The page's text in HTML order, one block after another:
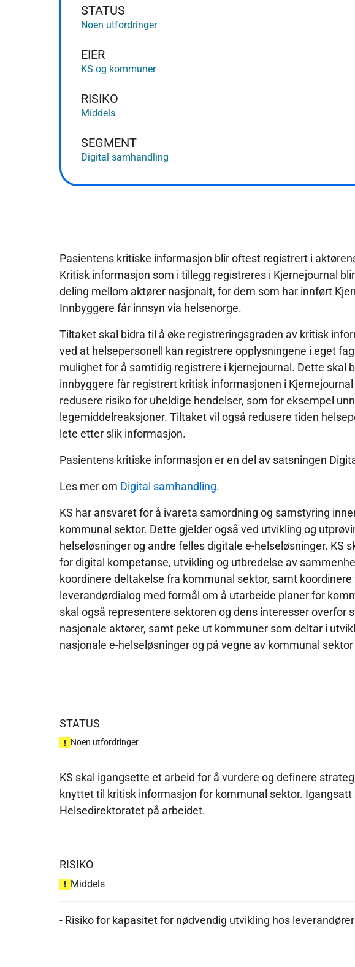
STATUS
Noen utfordringer
EIER
KS og kommuner
RISIKO
Middels
SEGMENT
Digital samhandling
Pasientens kritiske informasjon blir oftest registrert i
Kritisk informasjon som i tillegg registreres i Kjernejournal
deling mellom aktører nasjonalt, for dem som har innført
Innbyggere får innsyn via helsenorge.
Tiltaket skal bidra til å øke registreringsgraden av kritisk
ved at helsepersonell kan registrere opplysningene i eget
mulighet for å samtidig registrere i kjernejournal. Dette skal
innbyggere får registrert kritisk informasjonen i
redusere risiko for uheldige hendelser, som for eksempel
legemiddelreaksjoner. Tiltaket vil også redusere tiden
lete etter slik informasjon.
Pasientens kritiske informasjon er en del av satsningen
Les mer om Digital samhandling.
KS har ansvaret for å ivareta samordning og samstyring
kommunal sektor. Dette gjelder også ved utvikling og
helseløsninger og andre felles digitale e-helseløsninger. KS
for digital kompetanse, utvikling og utbredelse av
koordinere deltakelse fra kommunal sektor, samt koordinere
leverandørdialog med formål om å utarbeide planer for
skal også representere sektoren og dens interesser overfor
nasjonale aktører, samt peke ut kommuner som deltar i
nasjonale e-helseløsninger og på vegne av kommunal sektor​
STATUS
Noen utfordringer
KS skal igangsette et arbeid for å vurdere og definere
knyttet til kritisk informasjon for kommunal sektor.
Helsedirektoratet på arbeidet.
RISIKO
Middels
- Risiko for kapasitet for nødvendig utvikling hos leverandører